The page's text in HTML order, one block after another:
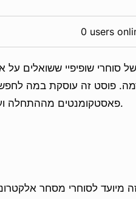
0 users
סוחרי שופיפיי ששואלים על
פוסט זה עוסקת במה לחפש
פאסטקומנטים מההתחלה ועד הסוף, ומה משתנה ברגע שאתה על פאסטקומנטים.
מיועד לסוחרי מסחר אלקטרוני